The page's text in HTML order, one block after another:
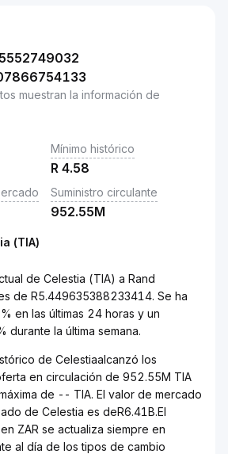
muestran la información de
Mínimo histórico
R 4.58
Suministro circulante
952.55M
(TIA)
de Celestia (TIA) a Rand
de R5.449635388233414. Se ha
en las últimas 24 horas y un
durante la última semana.
de Celestiaalcanzó los
en circulación de 952.55M TIA
de -- TIA. El valor de mercado
de Celestia es deR6.41B.El
ZAR se actualiza siempre en
al día de los tipos de cambio